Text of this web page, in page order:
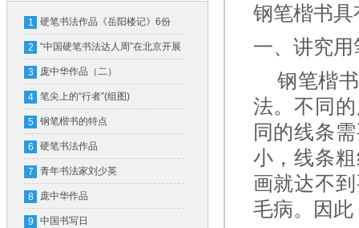
1 硬笔书法作品《岳阳楼记》6份
2 “中国硬笔书法达人周”在北京开展
3 庞中华作品（二）
4 笔尖上的“行者”(组图)
5 钢笔楷书的特点
6 硬笔书法作品
7 青年书法家刘少英
8 庞中华作品
9 中国书写日
钢笔楷书
一、讲究用
钢笔楷书
法。不同
同的线条
小，线条
画就达不
毛病。因